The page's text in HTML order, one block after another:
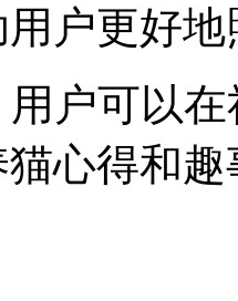
户更好
户可以
心得和